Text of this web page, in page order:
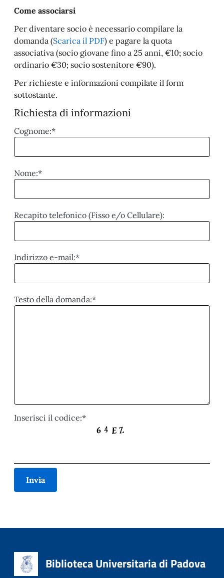
Come associarsi
Per diventare socio è necessario compilare la
domanda (Scarica il PDF) e pagare la quota
associativa (socio giovane fino a 25 anni, €10; socio
ordinario €30; socio sostenitore €90).
Per richieste e informazioni compilate il form
sottostante.
Richiesta di informazioni
Cognome:*
Nome:*
Recapito telefonico (Fisso e/o Cellulare):
Indirizzo e-mail:*
Testo della domanda:*
Inserisci il codice:*
Biblioteca Universitaria di Padova